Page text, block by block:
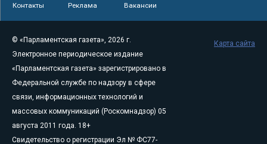
Контакты Реклама Вакансии
© «Парламентская газета», 2026 г.
Электронное периодическое издание
«Парламентская газета» зарегистрировано в
Федеральной службе по надзору в сфере
связи, информационных технологий и
массовых коммуникаций (Роскомнадзор) 05
августа 2011 года. 18+
Свидетельство о регистрации Эл № ФС77-
Карта сайта